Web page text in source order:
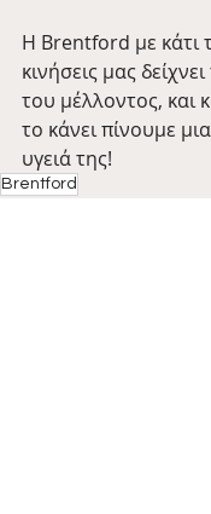
Η Brentford με κάτι
κινήσεις μας
του μέλλοντος, και
το κάνει πίνουμε
υγειά της!
Brentford